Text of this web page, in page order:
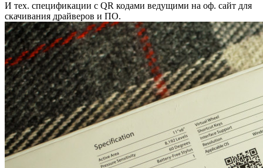
И тех. спецификации с QR кодами ведущими на оф. сайт для
скачивания драйверов и ПО.